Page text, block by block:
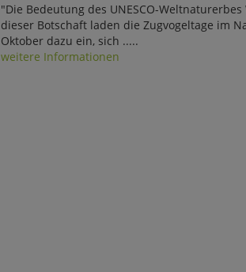
"Die Bedeutung des UNESCO-
dieser Botschaft laden die Zugvogeltage im
Oktober dazu ein, sich .....
weitere Informationen